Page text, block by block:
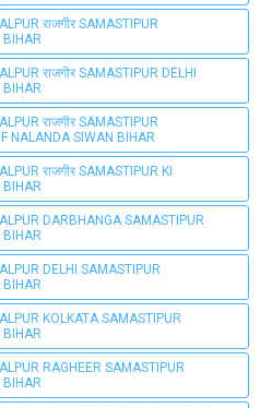
राजगीर SAMASTIPUR
BIHAR
राजगीर SAMASTIPUR DELHI
BIHAR
राजगीर SAMASTIPUR
NALANDA SIWAN BIHAR
राजगीर SAMASTIPUR KI
BIHAR
DARBHANGA SAMASTIPUR
BIHAR
DELHI SAMASTIPUR
BIHAR
KOLKATA SAMASTIPUR
BIHAR
RAGHEER SAMASTIPUR
BIHAR